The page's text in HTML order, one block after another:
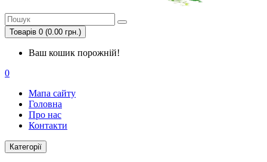
Товарів 0 (0.00 грн.)
Ваш кошик порожній!
0
Мапа сайту
Головна
Про нас
Контакти
Категорії